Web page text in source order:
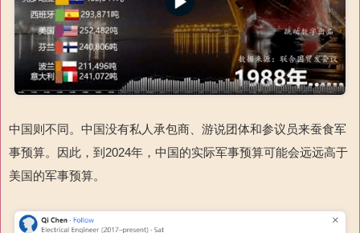
中国则不同。中国没有私人承包商、游说团体和参议员来蚕食军
事预算。因此，到2024年，中国的实际军事预算可能会远远高于
美国的军事预算。